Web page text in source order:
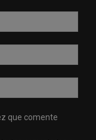
que comente